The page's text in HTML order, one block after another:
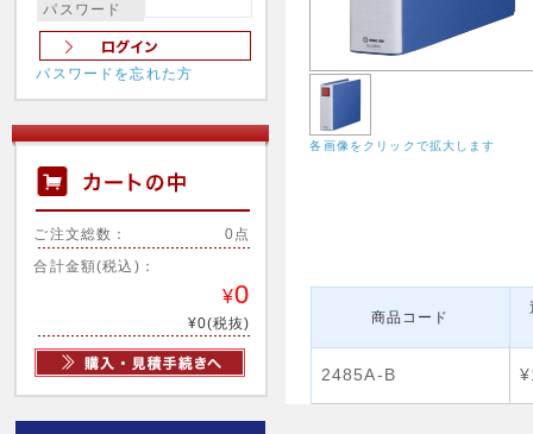
パスワード
パスワードを忘れた方
ご注文総数： 0点
合計金額(税込)：
¥0
¥0(税抜)
各画像をクリックで拡大します
商品コード
2485A-B